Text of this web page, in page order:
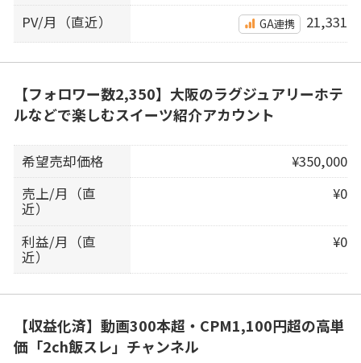
PV/月（直近） GA連携 21,331
【フォロワー数2,350】大阪のラグジュアリーホテ
ルなどで楽しむスイーツ紹介アカウント
希望売却価格
¥350,000
売上/月（直
近）
¥0
利益/月（直
近）
¥0
【収益化済】動画300本超・CPM1,100円超の高単
価「2ch飯スレ」チャンネル